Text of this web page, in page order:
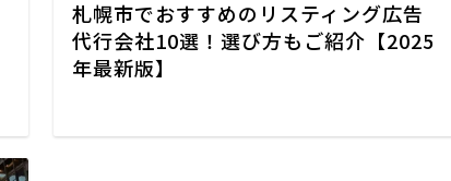
札幌市でおすすめのリスティング広告
代行会社10選！選び方もご紹介【2025
年最新版】